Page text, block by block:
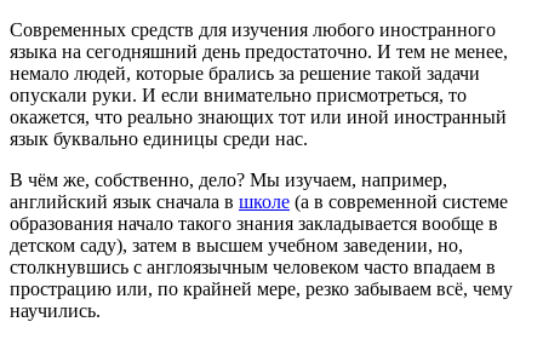
Современных средств для изучения любого иностранного
языка на сегодняшний день предостаточно. И тем не менее,
немало людей, которые брались за решение такой задачи
опускали руки. И если внимательно присмотреться, то
окажется, что реально знающих тот или иной иностранный
язык буквально единицы среди нас.
В чём же, собственно, дело? Мы изучаем, например,
английский язык сначала в школе (а в современной системе
образования начало такого знания закладывается вообще в
детском саду), затем в высшем учебном заведении, но,
столкнувшись с англоязычным человеком часто впадаем в
прострацию или, по крайней мере, резко забываем всё, чему
научились.